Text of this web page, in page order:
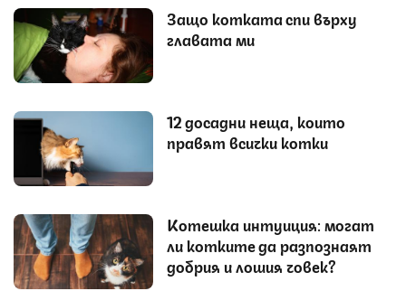
Защо котката спи върху
главата ми
12 досадни неща, които
правят всички котки
Котешка интуиция: могат
ли котките да разпознаят
добрия и лошия човек?